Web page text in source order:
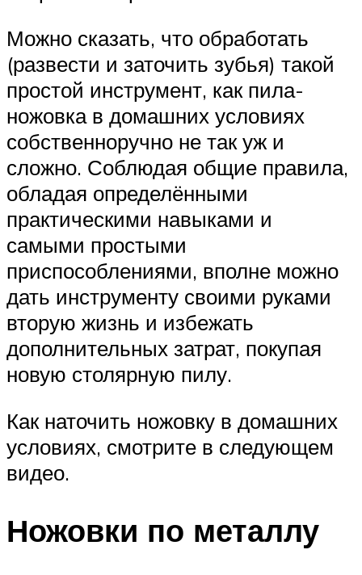
Можно сказать, что обработать
(развести и заточить зубья) такой
простой инструмент, как пила-
ножовка в домашних условиях
собственноручно не так уж и
сложно. Соблюдая общие правила,
обладая определёнными
практическими навыками и
самыми простыми
приспособлениями, вполне можно
дать инструменту своими руками
вторую жизнь и избежать
дополнительных затрат, покупая
новую столярную пилу.
Как наточить ножовку в домашних
условиях, смотрите в следующем
видео.
Ножовки по металлу